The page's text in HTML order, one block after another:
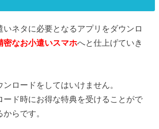
いネタに必要となるアプリをダウンロ
密なお小遣いスマホへと仕上げていき
ロードをしてはいけません。
ード時にお得な特典を受けることがで
らです。